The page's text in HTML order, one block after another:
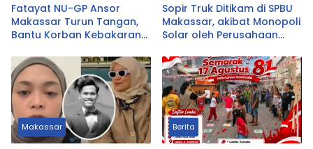
Fatayat NU-GP Ansor
Makassar Turun Tangan,
Bantu Korban Kebakaran
Sopir Truk Ditikam di SPBU
Makassar, akibat Monopoli
Solar oleh Perusahaan
Makassar Berita